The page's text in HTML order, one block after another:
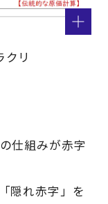
クリ
仕組みが赤字
隠れ赤字」を